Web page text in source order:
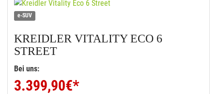
e-SUV
KREIDLER VITALITY ECO 6
STREET
Bei uns:
3.399,90€*